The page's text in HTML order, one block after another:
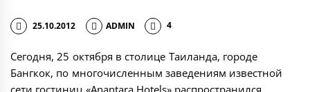
25.10.2012 ADMIN 4
Сегодня, 25 октября в столице Таиланда, городе
Бангкок, по многочисленным заведениям известной